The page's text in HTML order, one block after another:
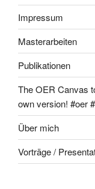
Impressum
Masterarbeiten
Publikationen
The OER Canvas
own version! #oer
Über mich
Vorträge /